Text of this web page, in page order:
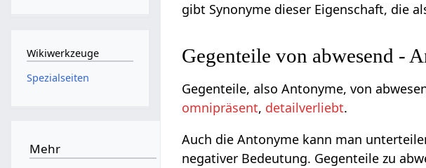
gibt Synonyme dieser Eigenschaft, die
Gegenteile von abwesend -
Gegenteile, also Antonyme, von
omnipräsent, detailverliebt.
Auch die Antonyme kann man
negativer Bedeutung. Gegenteile zu
Wikiwerkzeuge
Spezialseiten
Mehr